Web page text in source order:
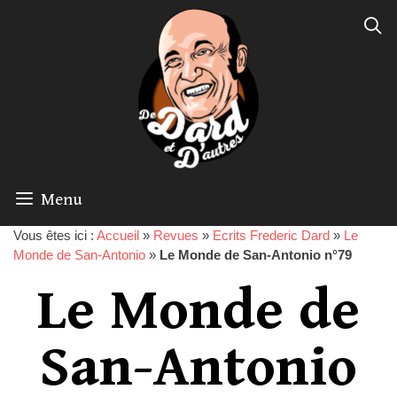
Menu
Vous êtes ici : Accueil » Revues » Ecrits Frederic Dard » Le
Monde de San-Antonio » Le Monde de San-Antonio n°79
Le Monde de
San-Antonio